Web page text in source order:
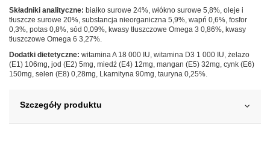
Składniki analityczne: białko surowe 24%, włókno surowe 5,8%, oleje i
tłuszcze surowe 20%, substancja nieorganiczna 5,9%, wapń 0,6%, fosfor
0,3%, potas 0,8%, sód 0,09%, kwasy tłuszczowe Omega 3 0,86%, kwasy
tłuszczowe Omega 6 3,27%.
Dodatki dietetyczne: witamina A 18 000 IU, witamina D3 1 000 IU, żelazo
(E1) 106mg, jod (E2) 5mg, miedź (E4) 12mg, mangan (E5) 32mg, cynk (E6)
150mg, selen (E8) 0,28mg, Lkarnityna 90mg, tauryna 0,25%.
Szczegóły produktu